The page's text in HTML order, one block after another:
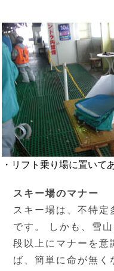
・リフト乗り場に置いて
スキー場のマナー
スキー場は、不特定
です。 しかも、雪
段以上にマナーを意
ば、簡単に命が無く